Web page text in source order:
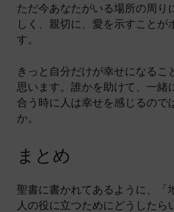
ただ今あなたがいる場所の周り
しく、親切に、愛を示すことが
す。
きっと自分だけが幸せになるこ
思います。誰かを助けて、一緒
合う時に人は幸せを感じるので
か。
まとめ
聖書に書かれてあるように、「
人の役に立つためにどうしたら